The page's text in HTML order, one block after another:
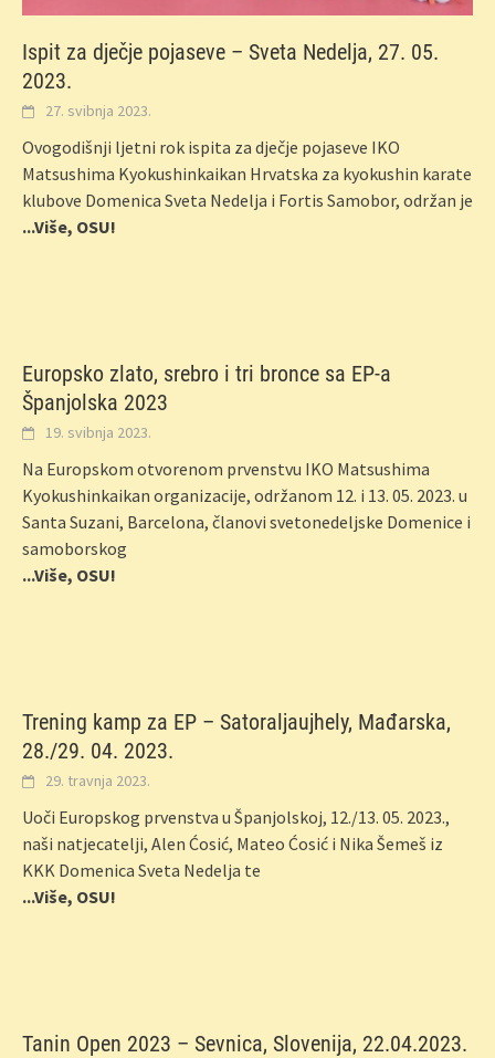
Ispit za dječje pojaseve – Sveta Nedelja, 27. 05.
2023.
27. svibnja 2023.
Ovogodišnji ljetni rok ispita za dječje pojaseve IKO
Matsushima Kyokushinkaikan Hrvatska za kyokushin karate
klubove Domenica Sveta Nedelja i Fortis Samobor, održan je
...Više, OSU!
Europsko zlato, srebro i tri bronce sa EP-a
Španjolska 2023
19. svibnja 2023.
Na Europskom otvorenom prvenstvu IKO Matsushima
Kyokushinkaikan organizacije, održanom 12. i 13. 05. 2023. u
Santa Suzani, Barcelona, članovi svetonedeljske Domenice i
samoborskog
...Više, OSU!
Trening kamp za EP – Satoraljaujhely, Mađarska,
28./29. 04. 2023.
29. travnja 2023.
Uoči Europskog prvenstva u Španjolskoj, 12./13. 05. 2023.,
naši natjecatelji, Alen Ćosić, Mateo Ćosić i Nika Šemeš iz
KKK Domenica Sveta Nedelja te
...Više, OSU!
Tanin Open 2023 – Sevnica, Slovenija, 22.04.2023.